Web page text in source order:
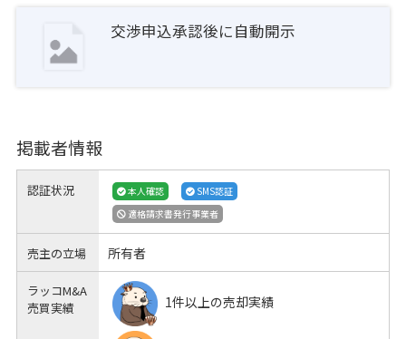
交渉申込承認後に自動開示
掲載者情報
認証状況 本人確認
SMS認証
適格請求書発行事業者
売主の立場 所有者
ラッコM&A
売買実績
1件以上の売却実績